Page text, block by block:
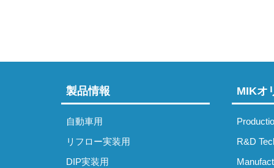
製品情報
自動車用
リフロー実装用
DIP実装用
MIKオ
R&D